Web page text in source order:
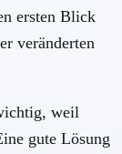
ersten Blick
veränderten
weil
gute Lösung